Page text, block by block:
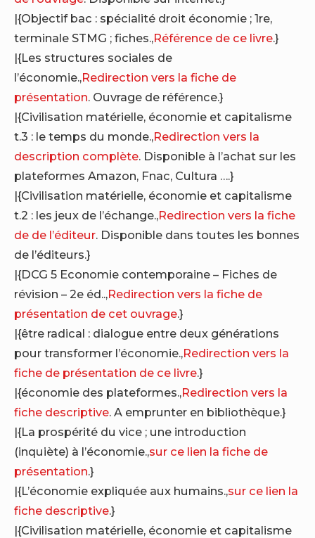
|{Objectif bac : spécialité droit économie ; 1re,
terminale STMG ; fiches.,Référence de ce livre.}
|{Les structures sociales de
l’économie.,Redirection vers la fiche de
présentation. Ouvrage de référence.}
|{Civilisation matérielle, économie et capitalisme
t.3 : le temps du monde.,Redirection vers la
description complète. Disponible à l’achat sur les
plateformes Amazon, Fnac, Cultura ….}
|{Civilisation matérielle, économie et capitalisme
t.2 : les jeux de l’échange.,Redirection vers la fiche
de de l’éditeur. Disponible dans toutes les bonnes
de l’éditeurs.}
|{DCG 5 Economie contemporaine – Fiches de
révision – 2e éd..,Redirection vers la fiche de
présentation de cet ouvrage.}
|{être radical : dialogue entre deux générations
pour transformer l’économie.,Redirection vers la
fiche de présentation de ce livre.}
|{économie des plateformes.,Redirection vers la
fiche descriptive. A emprunter en bibliothèque.}
|{La prospérité du vice ; une introduction
(inquiète) à l’économie.,sur ce lien la fiche de
présentation.}
|{L’économie expliquée aux humains.,sur ce lien la
fiche descriptive.}
|{Civilisation matérielle, économie et capitalisme